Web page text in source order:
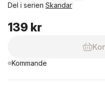
Del i serien Skandar
139 kr
Kommande